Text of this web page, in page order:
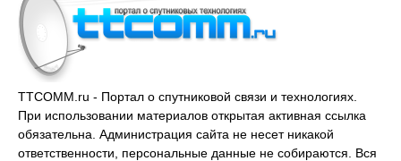
TTCOMM.ru - Портал о спутниковой связи и технологиях.
При использовании материалов открытая активная ссылка
обязательна. Администрация сайта не несет никакой
ответственности, персональные данные не собираются. Вся